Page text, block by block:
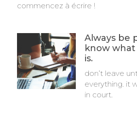
commencez à écrire !
Always be
know
is.
don’t leave
everything. it
in court.